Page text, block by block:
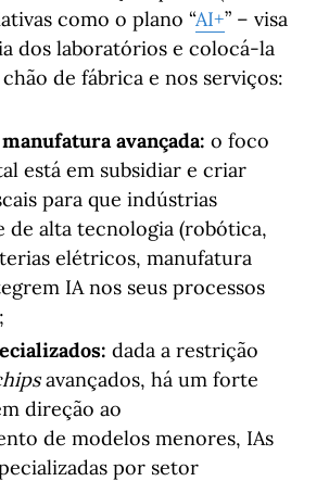
como o plano “AI+” – visa
dos laboratórios e colocá-la
de fábrica e nos serviços:
avançada: o foco
está em subsidiar e criar
para que indústrias
de alta tecnologia (robótica,
elétricos, manufatura
IA nos seus processos
dada a restrição
avançados, há um forte
direção ao
de modelos menores, IAs
por setor